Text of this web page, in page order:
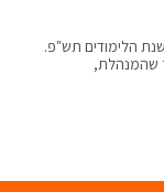
הלימודים תש"פ.
שהמנהלת,